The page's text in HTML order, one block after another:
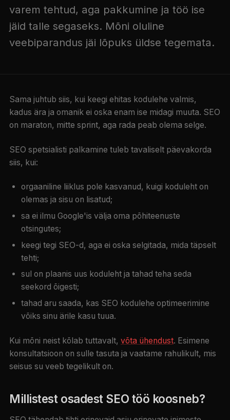
varem tehtud, aga pakkumine ja töö ise
jäid talle segaseks. Mõni oluline
veebiparandus jäi lõpuks üldse tegemata.
Sama juhtub siis, kui keegi ehitas kodulehe valmis,
kadus ära ja omanik ei oska enam ise midagi muuta. SEO
on maraton, mitte sprint, aga rada peab olema selge.
SEO spetsialisti palkamine tuleb tavaliselt päevakorda
siis, kui:
orgaaniline liiklus pole kasvanud, kuigi koduleht on
olemas ja sisu on lisatud;
sa ei ilmu Google'is välja oma põhiteenuste
otsingutes;
keegi tegi SEO-d, aga ei oska selgitada, mida täpselt
tehti;
sul on plaanis uus koduleht ja tahad teha seda
seekord õigesti;
tahad aru saada, kas SEO kodulehe optimeerimine
võiks sinu ärile kasu tuua.
Kui mõni neist kõlab tuttavalt, võta ühendust. Esimene
konsultatsioon on sulle tasuta ja vaatame rahulikult, mis
seisus su veeb tegelikult on.
Millistest osadest SEO töö koosneb?